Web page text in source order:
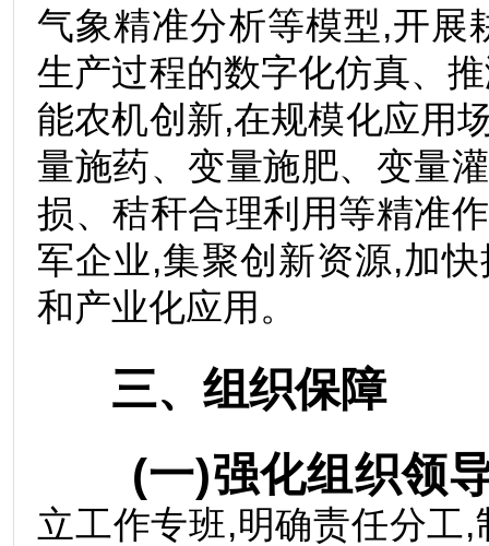
气象精准分析等模型,开展
生产过程的数字化仿真、
能农机创新,在规模化应用
量施药、变量施肥、变量
损、秸秆合理利用等精准
军企业,集聚创新资源,加
和产业化应用。
三、组织保障
(一)强化组织领
立工作专班,明确责任分工